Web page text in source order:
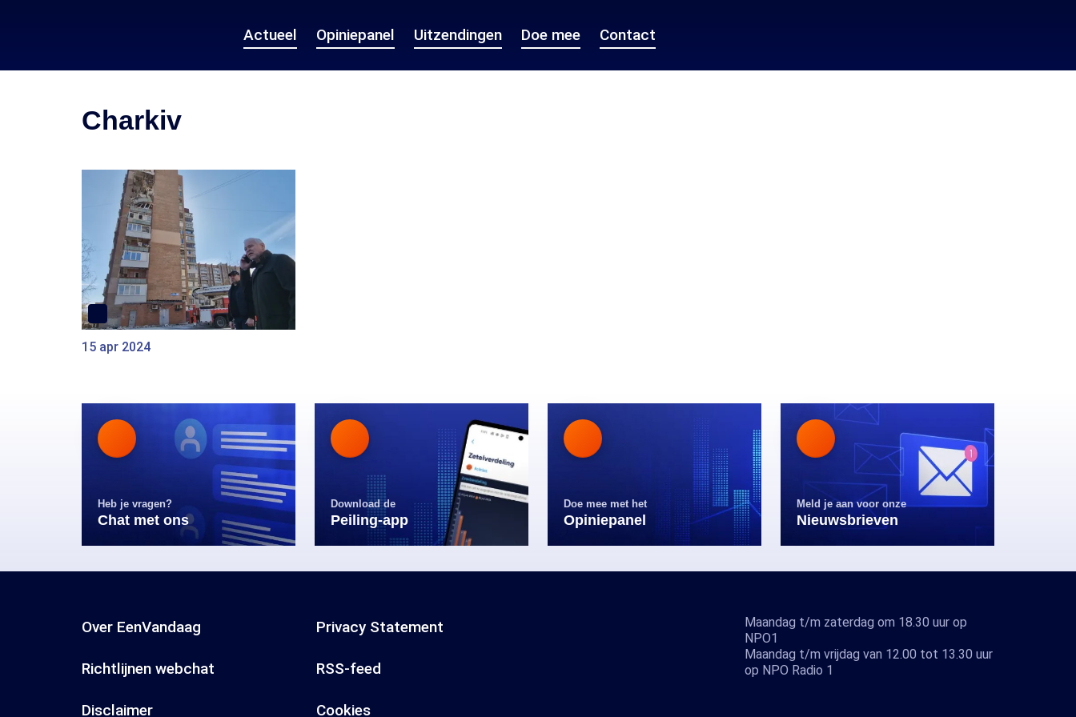
Actueel Opiniepanel Uitzendingen Doe mee Contact
Charkiv
15 apr 2024
Heb je vragen?
Chat met ons
Download de
Peiling-app
Doe mee met het
Opiniepanel
Meld je aan voor onze
Nieuwsbrieven
Over EenVandaag Privacy Statement
Richtlijnen webchat RSS-feed
Disclaimer Cookies
Maandag t/m zaterdag om 18.30 uur op
NPO1
Maandag t/m vrijdag van 12.00 tot 13.30 uur
op NPO Radio 1